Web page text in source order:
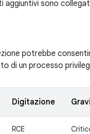
aggiuntivi sono
potrebbe
di un processo
Digitazione
RCE